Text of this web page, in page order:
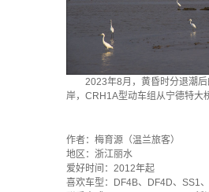
2023年8月，黄昏时分退潮
岸，CRH1A型动车组从宁德特大
作者：梅育源（温兰旅客）
地区：浙江丽水
爱好时间：2012年起
喜欢车型：DF4B、DF4D、SS1